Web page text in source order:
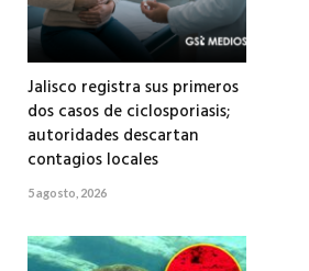
Jalisco registra sus primeros
dos casos de ciclosporiasis;
autoridades descartan
contagios locales
5 agosto, 2026